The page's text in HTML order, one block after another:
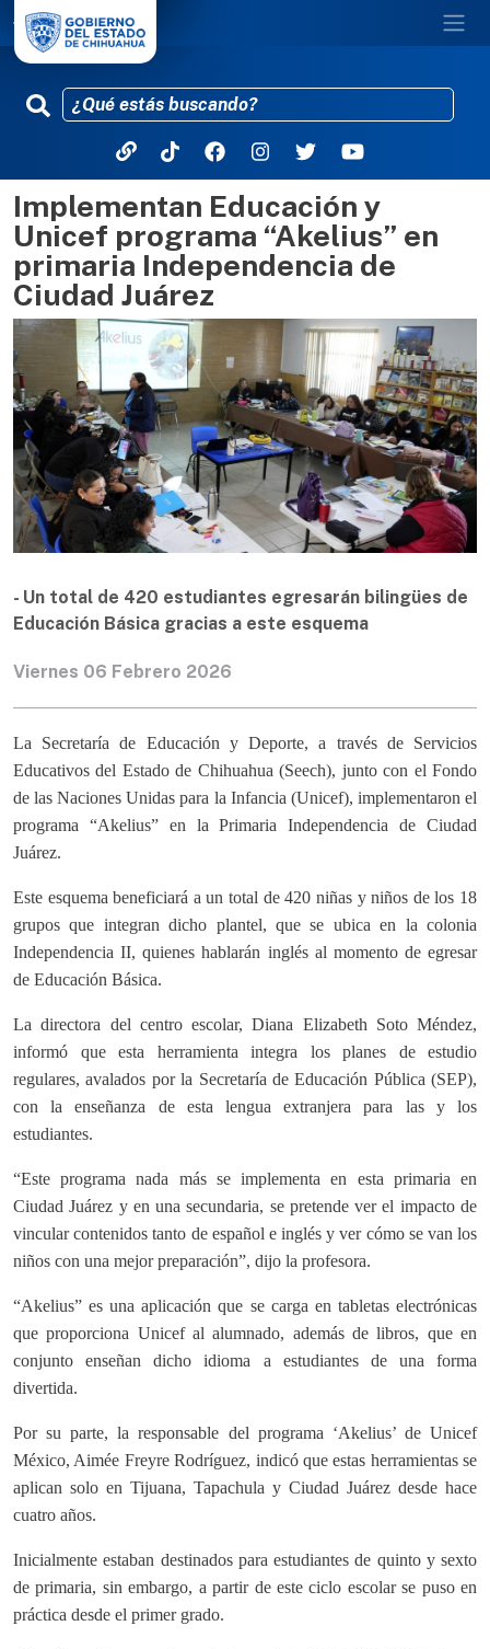
Pasar al contenido principal
Implementan Educación y
Unicef programa “Akelius” en
primaria Independencia de
Ciudad Juárez
- Un total de 420 estudiantes egresarán bilingües de
Educación Básica gracias a este esquema
Viernes 06 Febrero 2026
La Secretaría de Educación y Deporte, a través de Servicios
Educativos del Estado de Chihuahua (Seech), junto con el Fondo
de las Naciones Unidas para la Infancia (Unicef), implementaron el
programa “Akelius” en la Primaria Independencia de Ciudad
Juárez.
Este esquema beneficiará a un total de 420 niñas y niños de los 18
grupos que integran dicho plantel, que se ubica en la colonia
Independencia II, quienes hablarán inglés al momento de egresar
de Educación Básica.
La directora del centro escolar, Diana Elizabeth Soto Méndez,
informó que esta herramienta integra los planes de estudio
regulares, avalados por la Secretaría de Educación Pública (SEP),
con la enseñanza de esta lengua extranjera para las y los
estudiantes.
“Este programa nada más se implementa en esta primaria en
Ciudad Juárez y en una secundaria, se pretende ver el impacto de
vincular contenidos tanto de español e inglés y ver cómo se van los
niños con una mejor preparación”, dijo la profesora.
“Akelius” es una aplicación que se carga en tabletas electrónicas
que proporciona Unicef al alumnado, además de libros, que en
conjunto enseñan dicho idioma a estudiantes de una forma
divertida.
Por su parte, la responsable del programa ‘Akelius’ de Unicef
México, Aimée Freyre Rodríguez, indicó que estas herramientas se
aplican solo en Tijuana, Tapachula y Ciudad Juárez desde hace
cuatro años.
Inicialmente estaban destinados para estudiantes de quinto y sexto
de primaria, sin embargo, a partir de este ciclo escolar se puso en
práctica desde el primer grado.